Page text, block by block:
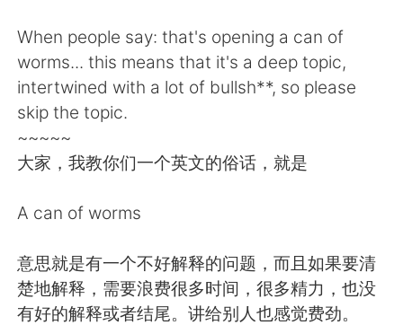
When people say: that's opening a can of
worms... this means that it's a deep topic,
intertwined with a lot of bullsh**, so please
skip the topic.
~~~~~
大家，我教你们一个英文的俗话，就是
A can of worms
意思就是有一个不好解释的问题，而且如果要清
楚地解释，需要浪费很多时间，很多精力，也没
有好的解释或者结尾。讲给别人也感觉费劲。